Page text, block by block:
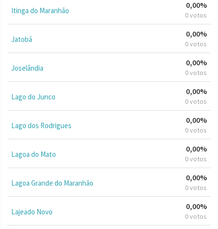
Itinga do Maranhão
0,00%
0 votos
Jatobá
0,00%
0 votos
Joselândia
0,00%
0 votos
Lago do Junco
0,00%
0 votos
Lago dos Rodrigues
0,00%
0 votos
Lagoa do Mato
0,00%
0 votos
Lagoa Grande do Maranhão
0,00%
0 votos
Lajeado Novo
0,00%
0 votos